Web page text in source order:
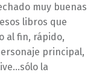
muy buenas
libros que
al fin, rápido,
principal,
la